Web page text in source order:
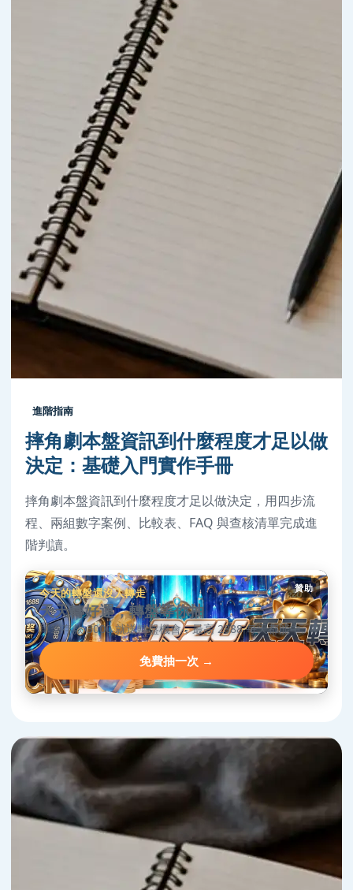
進階指南
摔角劇本盤資訊到什麼程度才足以做
決定：基礎入門實作手冊
摔角劇本盤資訊到什麼程度才足以做決定，用四步流
程、兩組數字案例、比較表、FAQ 與查核清單完成進
階判讀。
贊助
今天的轉盤還沒人轉走
天天轉好運，轉盤等你抽
單筆存款 3000 就送轉盤機會，最高 2888 每天都能中。
免費抽一次 →